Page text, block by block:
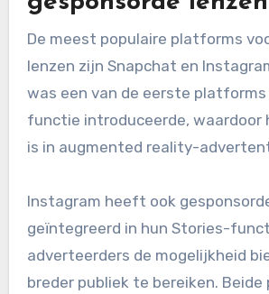
De meest populaire platforms
lenzen zijn Snapchat en
was een van de eerste platforms
functie introduceerde, waardoor
is in augmented reality-
Instagram heeft ook
geïntegreerd in hun Stories-
adverteerders de mogelijkheid
breder publiek te bereiken.